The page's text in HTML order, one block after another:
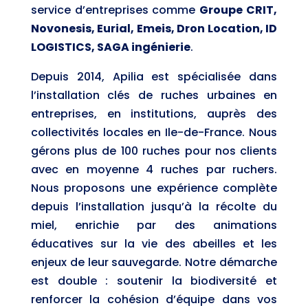
service d’entreprises comme Groupe CRIT,
Novonesis, Eurial, Emeis, Dron Location, ID
LOGISTICS, SAGA ingénierie.
Depuis 2014, Apilia est spécialisée dans
l’installation clés de ruches urbaines en
entreprises, en institutions, auprès des
collectivités locales en Ile-de-France. Nous
gérons plus de 100 ruches pour nos clients
avec en moyenne 4 ruches par ruchers.
Nous proposons une expérience complète
depuis l’installation jusqu’à la récolte du
miel, enrichie par des animations
éducatives sur la vie des abeilles et les
enjeux de leur sauvegarde. Notre démarche
est double : soutenir la biodiversité et
renforcer la cohésion d’équipe dans vos